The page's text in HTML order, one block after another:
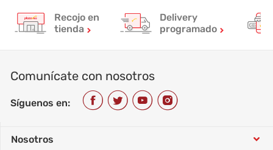
Recojo en
tienda
Delivery
programado
Comunícate con nosotros
Síguenos en:
Nosotros